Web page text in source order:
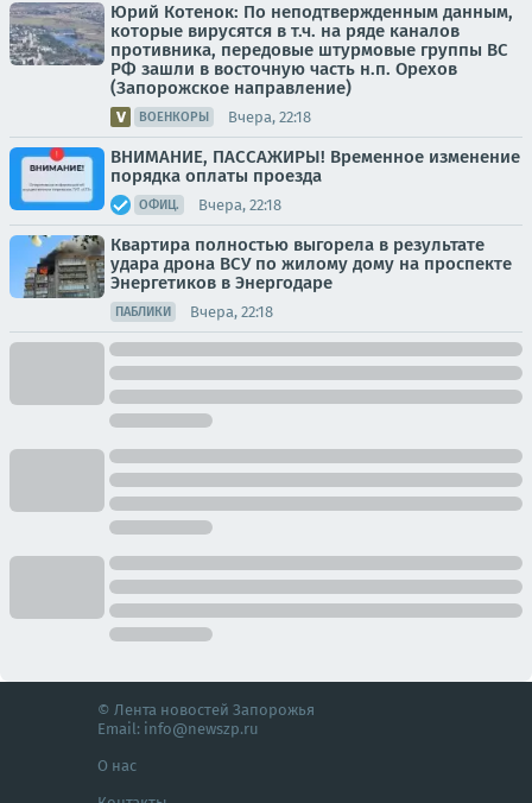
Юрий Котенок: По неподтвержденным данным,
которые вирусятся в т.ч. на ряде каналов
противника, передовые штурмовые группы ВС
РФ зашли в восточную часть н.п. Орехов
(Запорожское направление)
ВОЕНКОРЫ Вчера, 22:18
ВНИМАНИЕ, ПАССАЖИРЫ! Временное изменение
порядка оплаты проезда
ОФИЦ. Вчера, 22:18
Квартира полностью выгорела в результате
удара дрона ВСУ по жилому дому на проспекте
Энергетиков в Энергодаре
ПАБЛИКИ Вчера, 22:18
© Лента новостей Запорожья
Email: info@newszp.ru
О нас